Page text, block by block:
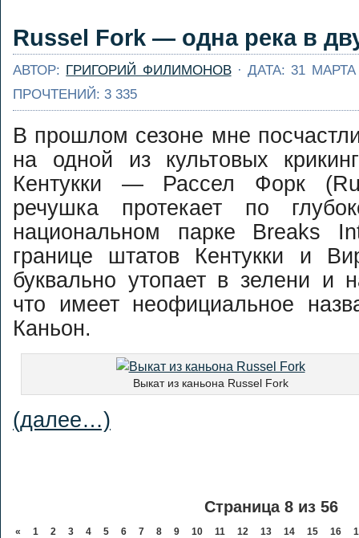
Russel Fork — одна река в
АВТОР: ГРИГОРИЙ ФИЛИМОНОВ· ДАТА: 31 МАРТА
ПРОЧТЕНИЙ: 3 335
В прошлом сезоне мне
на одной из культовых
Кентукки — Рассел Форк
речушка протекает по
национальном парке Breaks
границе штатов Кентукки и
буквально утопает в зелени и
что имеет неофициальное
Каньон.
Выкат из каньона Russel Fork
(далее…)
Страница 8 из 56
« 1 2 3 4 5 6 7 8 9 10 11 12 13 14 15 16